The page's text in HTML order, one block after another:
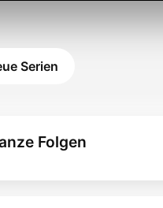
Serien
Folgen